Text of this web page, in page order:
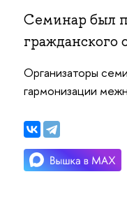
Семинар был
гражданского
Организаторы
гармонизации